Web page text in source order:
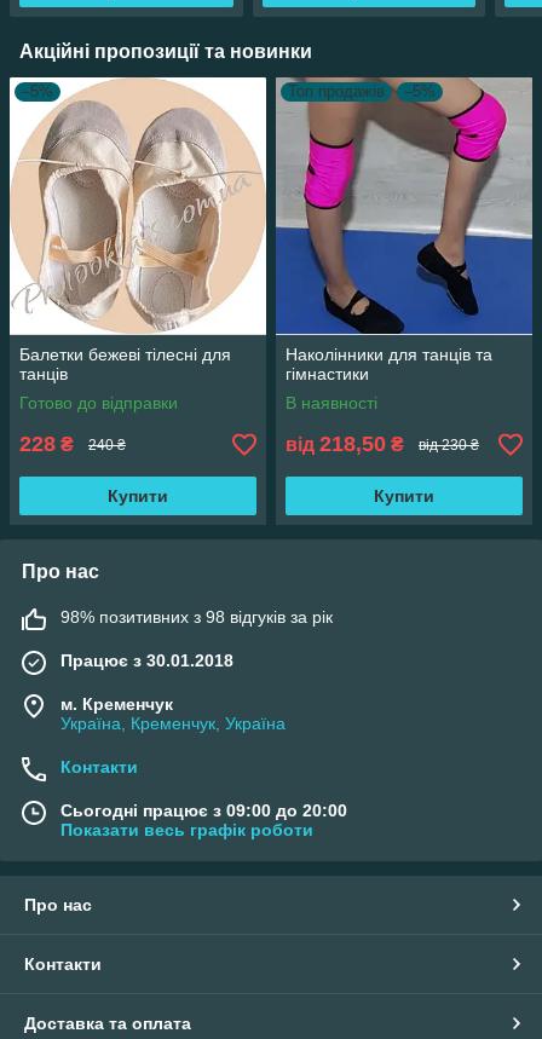
Акційні пропозиції та новинки
–5%
Балетки бежеві тілесні для
танців
Готово до відправки
228 ₴ 240 ₴
Купити
Топ продажів –5%
Наколінники для танців та
гімнастики
В наявності
від 218,50 ₴ від 230 ₴
Купити
Про нас
98% позитивних з 98 відгуків за рік
Працює з 30.01.2018
м. Кременчук
Україна, Кременчук, Україна
Контакти
Сьогодні працює з 09:00 до 20:00
Показати весь графік роботи
Про нас
Контакти
Доставка та оплата